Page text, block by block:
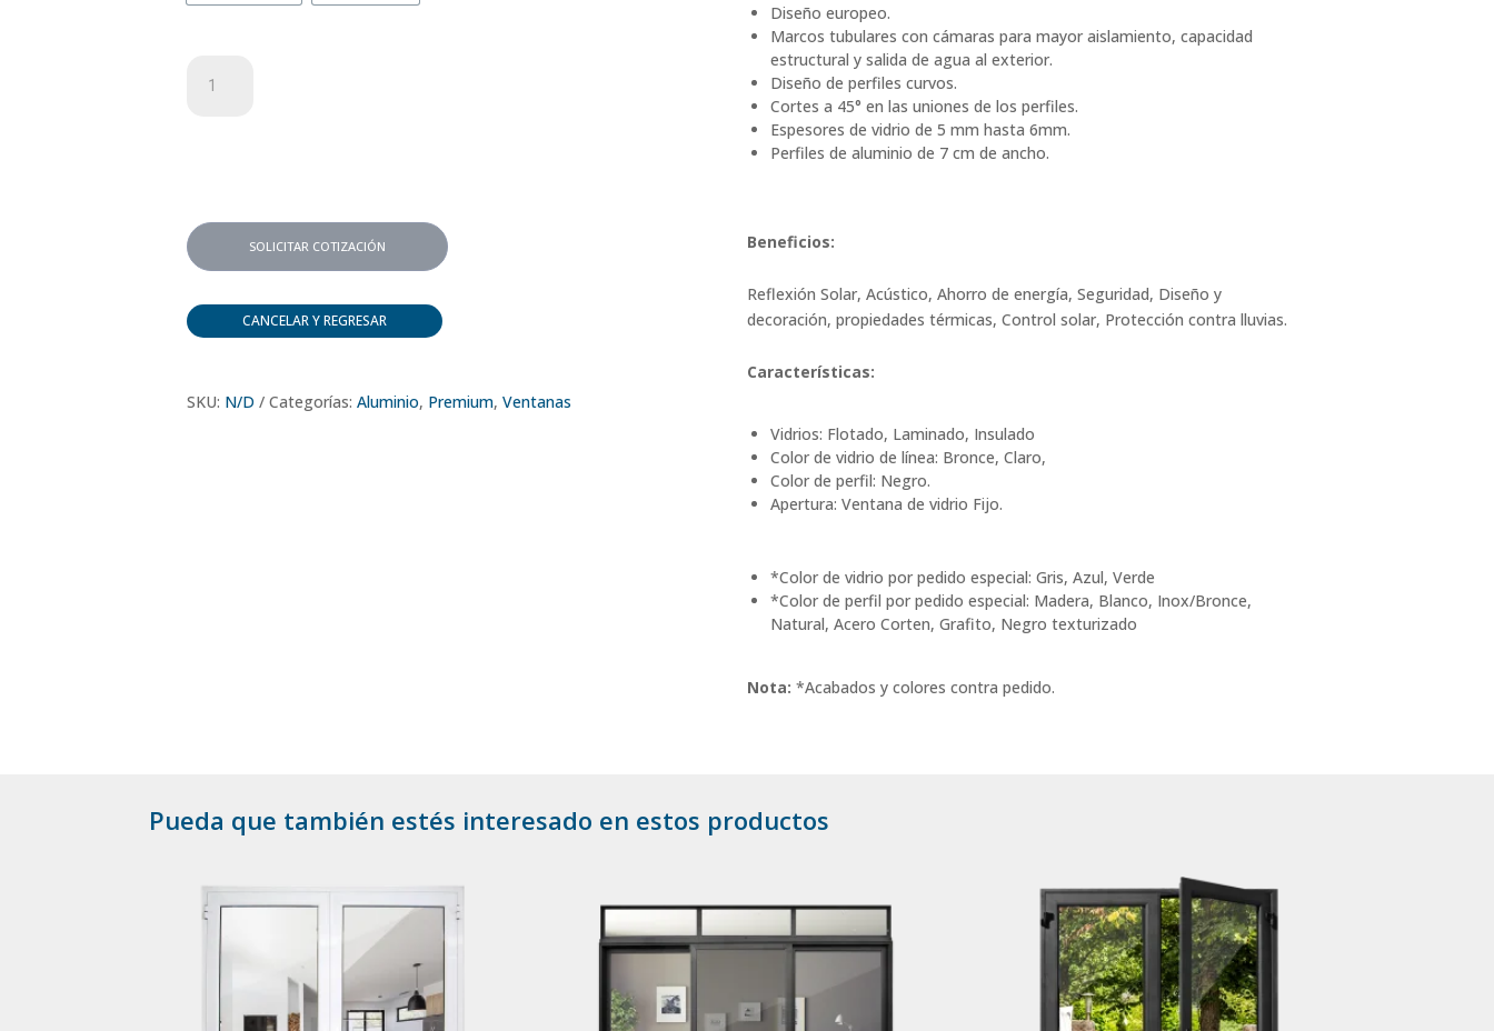
Boiser
SOLICITAR COTIZACIÓN
CANCELAR Y REGRESAR
SKU: N/D Categorías: Aluminio, Premium, Ventanas
Diseño europeo.
Marcos tubulares con cámaras para mayor aislamiento, capacidad
estructural y salida de agua al exterior.
Diseño de perfiles curvos.
Cortes a 45° en las uniones de los perfiles.
Espesores de vidrio de 5 mm hasta 6mm.
Perfiles de aluminio de 7 cm de ancho.
Beneficios:
Reflexión Solar, Acústico, Ahorro de energía, Seguridad, Diseño y
decoración, propiedades térmicas, Control solar, Protección contra lluvias.
Características:
Vidrios: Flotado, Laminado, Insulado
Color de vidrio de línea: Bronce, Claro,
Color de perfil: Negro.
Apertura: Ventana de vidrio Fijo.
*Color de vidrio por pedido especial: Gris, Azul, Verde
*Color de perfil por pedido especial: Madera, Blanco, Inox/Bronce,
Natural, Acero Corten, Grafito, Negro texturizado
Nota: *Acabados y colores contra pedido.
Pueda que también estés interesado en estos productos